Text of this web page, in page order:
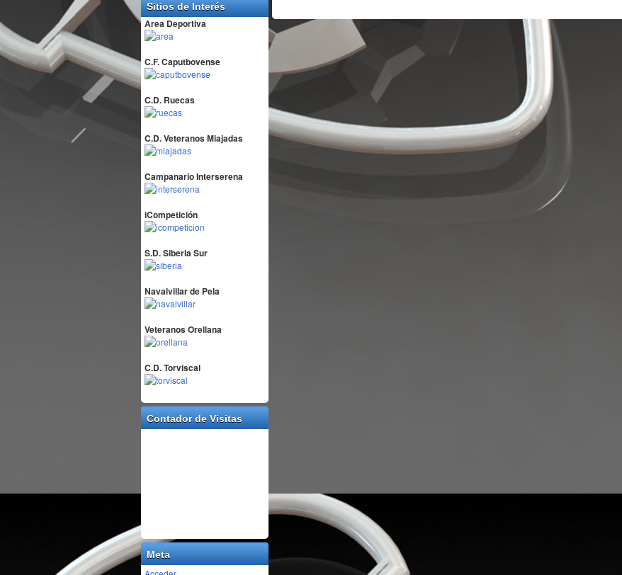
Sitios de Interés
Area Deportiva
C.F. Caputbovense
C.D. Ruecas
C.D. Veteranos Miajadas
Campanario Interserena
iCompetición
S.D. Siberia Sur
Navalvillar de Pela
Veteranos Orellana
C.D. Torviscal
Contador de Visitas
Meta